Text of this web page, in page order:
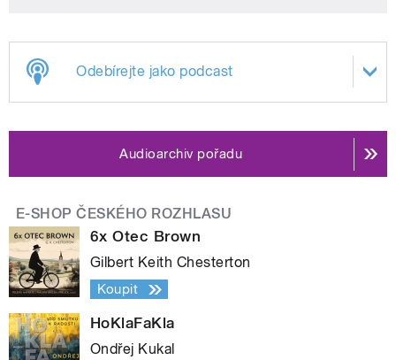
Odebírejte jako podcast
Audioarchiv pořadu
E-SHOP ČESKÉHO ROZHLASU
6x Otec Brown
Gilbert Keith Chesterton
Koupit
HoKlaFaKla
Ondřej Kukal